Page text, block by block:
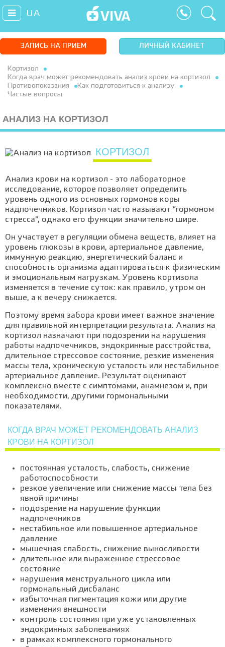
UA
ЗАПИСЬ НА ПРИЕМ ЛИЧНЫЙ КАБИНЕТ
Кортизол
Когда врач может рекомендовать анализ крови на кортизол
Противопоказания
Как подготовиться к анализу
Частые вопросы
АНАЛИЗ НА КОРТИЗОЛ
КОРТИЗОЛ
Анализ крови на кортизол - это лабораторное
исследование, которое позволяет определить
уровень одного из основных гормонов коры
надпочечников. Кортизол часто называют “гормоном
стресса”, однако его функции значительно шире.
Он участвует в регуляции обмена веществ, влияет на
уровень глюкозы в крови, артериальное давление,
иммунную реакцию, энергетический баланс и
способность организма адаптироваться к физическим
и эмоциональным нагрузкам. Уровень кортизола
изменяется в течение суток: как правило, утром он
выше, а к вечеру снижается.
Поэтому время забора крови имеет важное значение
для правильной интерпретации результата. Анализ на
кортизол назначают при подозрении на нарушения
работы надпочечников, эндокринные расстройства,
длительное стрессовое состояние, резкие изменения
массы тела, хроническую усталость или нестабильное
артериальное давление. Результат оценивают
комплексно вместе с симптомами, анамнезом и, при
необходимости, другими гормональными
показателями.
КОГДА ВРАЧ МОЖЕТ РЕКОМЕНДОВАТЬ АНАЛИЗ
КРОВИ НА КОРТИЗОЛ
постоянная усталость, слабость, снижение
работоспособности
резкое увеличение или снижение массы тела без
явной причины
подозрение на нарушение функции
надпочечников
нестабильное или повышенное артериальное
давление
мышечная слабость, снижение выносливости
длительное или выраженное стрессовое
состояние
нарушения менструального цикла или
гормональный дисбаланс
избыточная пигментация кожи или другие
изменения внешности
контроль состояния при уже установленных
эндокринных заболеваниях
в рамках комплексного гормонального